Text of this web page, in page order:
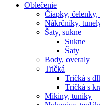
Oblečenie
Čiapky,
Nákrčníky,
Šaty, sukne
Sukne
Šaty
Body, overaly
Tričká
Tričká s
Tričká s
Mikiny, tuniky